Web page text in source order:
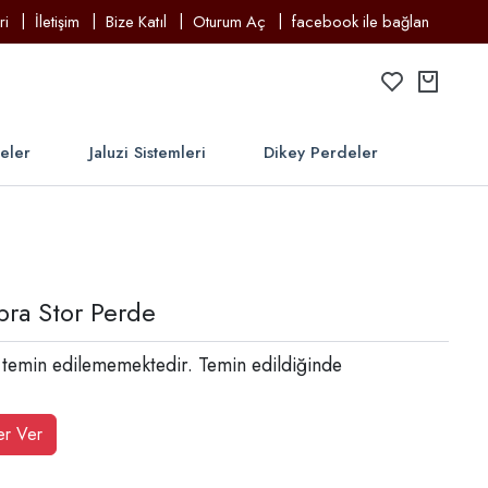
İletişim Bize Katıl Oturum Aç facebook ile bağlan
Jaluzi Sistemleri Dikey Perdeler
Stor Perde
edilememektedir. Temin edildiğinde
Ver